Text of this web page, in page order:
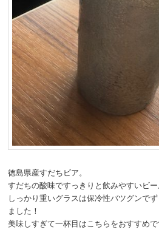
徳島県産すだちビア。
すだちの酸味ですっきりと飲みやすいビー
しっかり重いグラスは保冷性バツグンで
ました！
美味しすぎて一杯目はこちらをおすすめで